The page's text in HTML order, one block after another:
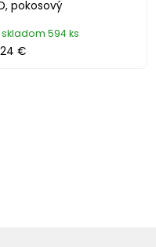
pokosový
skladom 594 ks
€